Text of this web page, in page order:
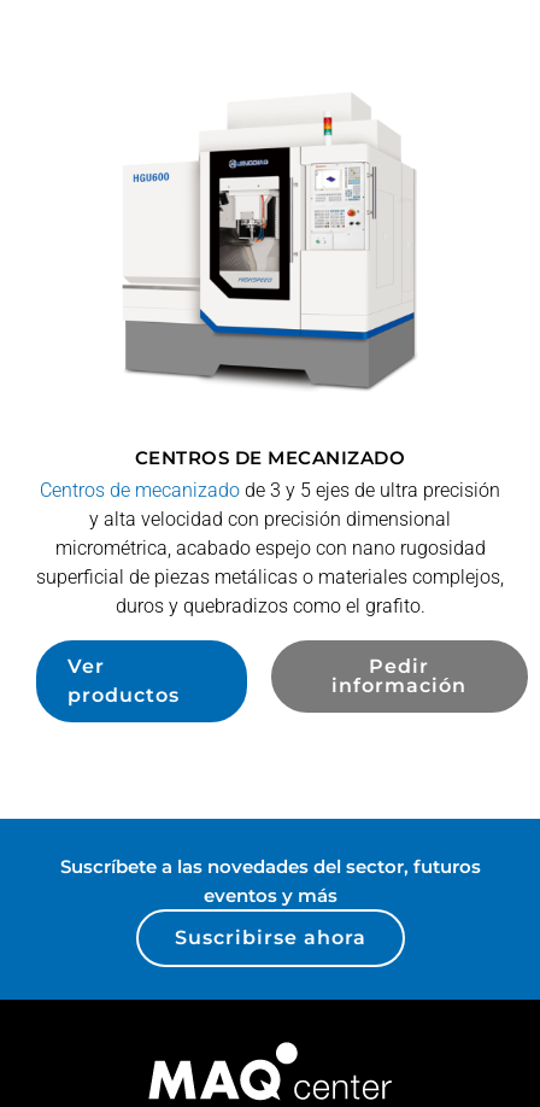
CENTROS DE MECANIZADO
Centros de mecanizado de 3 y 5 ejes de ultra precisión
y alta velocidad con precisión dimensional
micrométrica, acabado espejo con nano rugosidad
superficial de piezas metálicas o materiales complejos,
duros y quebradizos como el grafito.
Ver
productos
Pedir
información
Suscríbete a las novedades del sector, futuros
eventos y más
Suscribirse ahora